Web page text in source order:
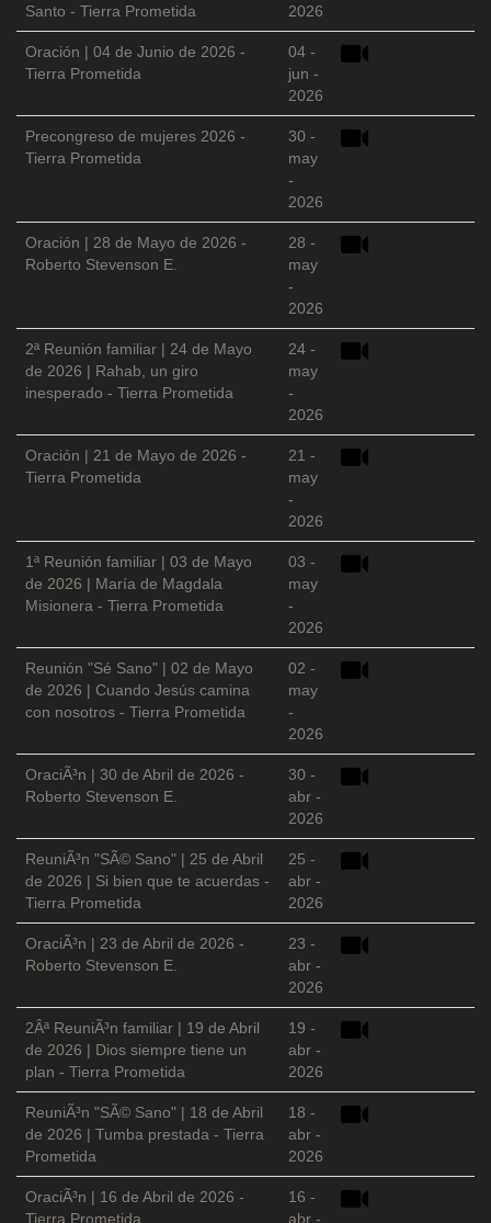
Santo - Tierra Prometida
2026
Oración | 04 de Junio de 2026 -
Tierra Prometida
04 -
jun -
2026
Precongreso de mujeres 2026 -
Tierra Prometida
30 -
may
-
2026
Oración | 28 de Mayo de 2026 -
Roberto Stevenson E.
28 -
may
-
2026
2ª Reunión familiar | 24 de Mayo
de 2026 | Rahab, un giro
inesperado - Tierra Prometida
24 -
may
-
2026
Oración | 21 de Mayo de 2026 -
Tierra Prometida
21 -
may
-
2026
1ª Reunión familiar | 03 de Mayo
de 2026 | María de Magdala
Misionera - Tierra Prometida
03 -
may
-
2026
Reunión "Sé Sano" | 02 de Mayo
de 2026 | Cuando Jesús camina
con nosotros - Tierra Prometida
02 -
may
-
2026
OraciÃ³n | 30 de Abril de 2026 -
Roberto Stevenson E.
30 -
abr -
2026
ReuniÃ³n "SÃ© Sano" | 25 de Abril
de 2026 | Si bien que te acuerdas -
Tierra Prometida
25 -
abr -
2026
OraciÃ³n | 23 de Abril de 2026 -
Roberto Stevenson E.
23 -
abr -
2026
2Âª ReuniÃ³n familiar | 19 de Abril
de 2026 | Dios siempre tiene un
plan - Tierra Prometida
19 -
abr -
2026
ReuniÃ³n "SÃ© Sano" | 18 de Abril
de 2026 | Tumba prestada - Tierra
Prometida
18 -
abr -
2026
OraciÃ³n | 16 de Abril de 2026 -
Tierra Prometida
16 -
abr -